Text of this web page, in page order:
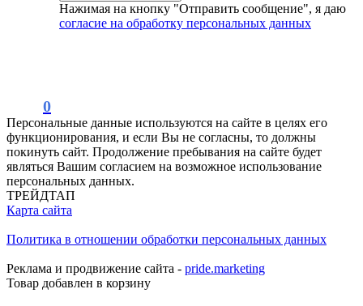
Нажимая на кнопку "Отправить сообщение", я даю
согласие на обработку персональных данных
0
Персональные данные используются на сайте в целях его
функционирования, и если Вы не согласны, то должны
покинуть сайт. Продолжение пребывания на сайте будет
являться Вашим согласием на возможное использование
персональных данных.
ТРЕЙДТАП
Карта сайта
Политика в отношении обработки персональных данных
Реклама и продвижение сайта - pride.marketing
Товар добавлен в корзину